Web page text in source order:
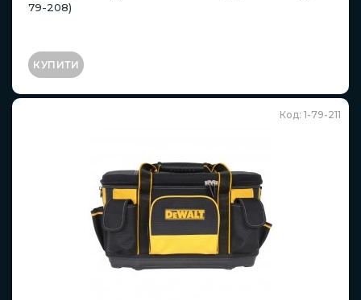
79-208)
КУПИТИ
Код: 1-79-211